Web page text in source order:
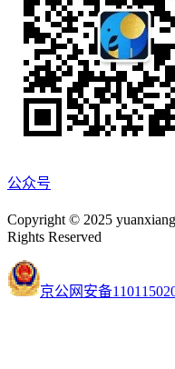
公众号
Copyright © 2025
Rights Reserved
京公网安备